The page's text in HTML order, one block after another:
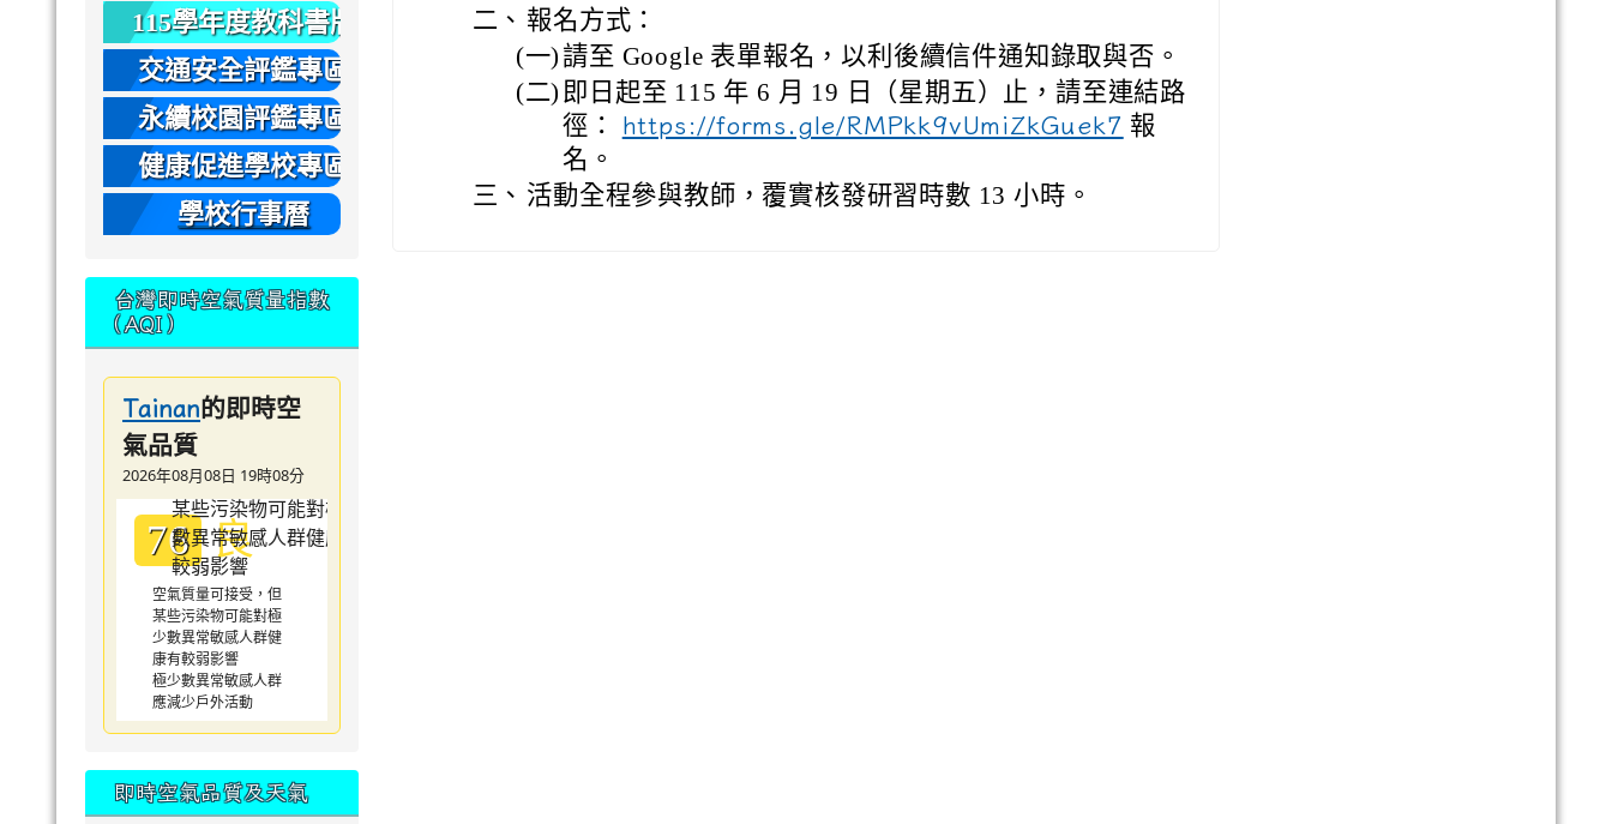
二、 報名方式：
(一) 請至 Google 表單報名，以利後續信件通知錄取與否。
(二) 即日起至 115 年 6 月 19 日（星期五）止，請至連結路
徑：
https://forms.gle/RMPkk9vUmiZkGuek7 報
名。
三、 活動全程參與教師，覆實核發研習時數 13 小時。
課
115學年度教科書版
本
交通安全評鑑專區
永續校園評鑑專區
健康促進學校專區
學校行事曆
台灣即時空氣質量指數
（AQI）
Tainan的即時空
氣品質
2026年08月08日 19時08分
76 良
空氣質量可接受，但
某些污染物可能對極
少數異常敏感人群健
康有較弱影響
極少數異常敏感人群
應減少戶外活動
即時空氣品質及天氣